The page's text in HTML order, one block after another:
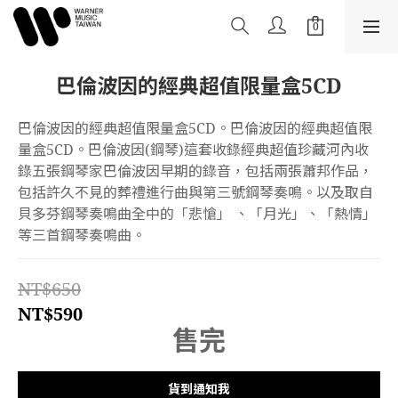
巴倫波因的經典超值限量盒5CD
巴倫波因的經典超值限量盒5CD。巴倫波因的經典超值限
量盒5CD。巴倫波因(鋼琴)這套收錄經典超值珍藏河內收
錄五張鋼琴家巴倫波因早期的錄音，包括兩張蕭邦作品，
包括許久不見的葬禮進行曲與第三號鋼琴奏鳴。以及取自
貝多芬鋼琴奏鳴曲全中的「悲愴」 、「月光」、「熱情」
等三首鋼琴奏鳴曲。
NT$650
NT$590
售完
貨到通知我